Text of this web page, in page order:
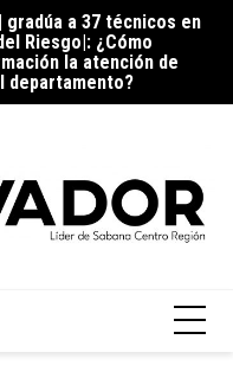
departamento?